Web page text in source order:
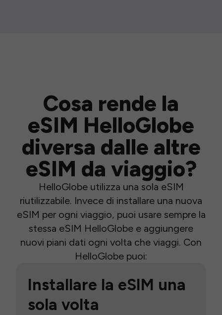
Cosa rende la
eSIM HelloGlobe
diversa dalle altre
eSIM da viaggio?
HelloGlobe utilizza una sola eSIM
riutilizzabile. Invece di installare una nuova
eSIM per ogni viaggio, puoi usare sempre la
stessa eSIM HelloGlobe e aggiungere
nuovi piani dati ogni volta che viaggi. Con
HelloGlobe puoi:
Installare la eSIM una
sola volta